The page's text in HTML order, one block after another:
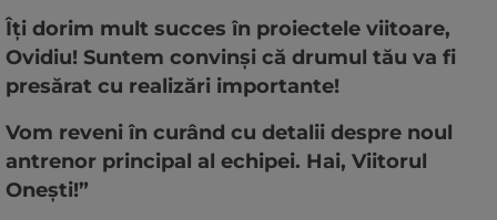
Îți dorim mult succes în proiectele viitoare,
Ovidiu! Suntem convinși că drumul tău va fi
presărat cu realizări importante!
Vom reveni în curând cu detalii despre noul
antrenor principal al echipei. Hai, Viitorul
Onești!”